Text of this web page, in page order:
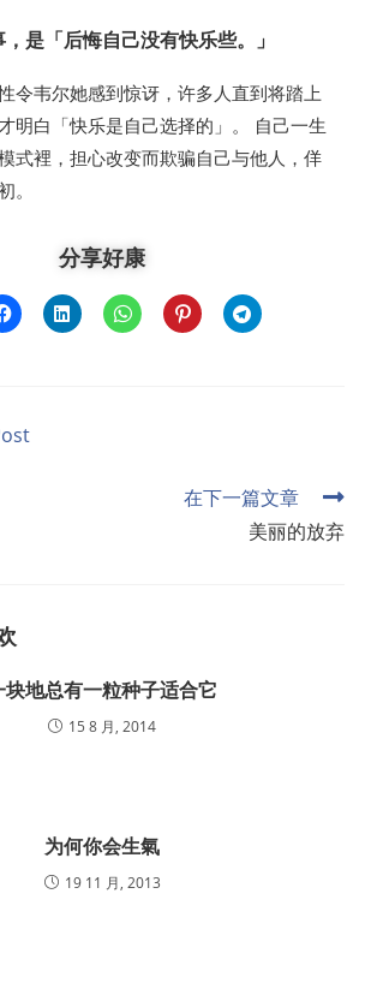
是「后悔自己没有快乐些。」
令韦尔她感到惊讶，许多人直到将踏上
明白「快乐是自己选择的」。 自己一生
式裡，担心改变而欺骗自己与他人，佯
。
分享好康
在下一篇文章
美丽的放弃
块地总有一粒种子适合它
15 8 月, 2014
为何你会生氣
19 11 月, 2013